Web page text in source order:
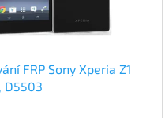
FRP Sony Xperia Z1
D5503